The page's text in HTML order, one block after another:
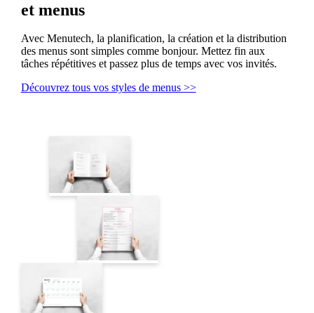
et menus
Avec Menutech, la planification, la création et la distribution
des menus sont simples comme bonjour. Mettez fin aux
tâches répétitives et passez plus de temps avec vos invités.
Découvrez tous vos styles de menus >>